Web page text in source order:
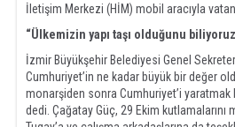
İletişim Merkezi (HİM) mobil aracıyla
“Ülkemizin yapı taşı olduğunu
İzmir Büyükşehir Belediyesi Genel
Cumhuriyet’in ne kadar büyük bir değer
monarşiden sonra Cumhuriyet’i
dedi. Çağatay Güç, 29 Ekim kutlamalarını